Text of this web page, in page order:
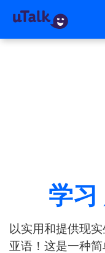
学习
以实用和提供现
亚语！这是一种